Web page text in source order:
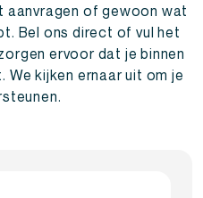
of gewoon wat
Bel ons direct of vul het
ervoor dat je binnen
kijken ernaar uit om je